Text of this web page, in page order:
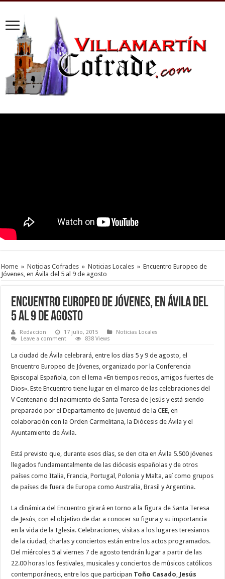
Home » Noticias Cofrades » Noticias Locales » Encuentro Europeo de
Jóvenes, en Ávila del 5 al 9 de agosto
Encuentro Europeo de Jóvenes, en Ávila del
5 al 9 de agosto
Redaccion 17 julio, 2015
Noticias Locales
Leave a comment
838 Views
La ciudad de Ávila celebrará, entre los días 5 y 9 de agosto, el
Encuentro Europeo de Jóvenes, organizado por la Conferencia
Episcopal Española, con el lema «En tiempos recios, amigos fuertes de
Dios». Este Encuentro tiene lugar en el marco de las celebraciones del
V Centenario del nacimiento de Santa Teresa de Jesús y está siendo
preparado por el Departamento de Juventud de la CEE, en
colaboración con la Orden Carmelitana, la Diócesis de Ávila y el
Ayuntamiento de Ávila.
Está previsto que, durante esos días, se den cita en Ávila 5.500 jóvenes
llegados fundamentalmente de las diócesis españolas y de otros
países como Italia, Francia, Portugal, Polonia y Malta, así como grupos
de países de fuera de Europa como Australia, Brasil y Argentina.
La dinámica del Encuentro girará en torno a la figura de Santa Teresa
de Jesús, con el objetivo de dar a conocer su figura y su importancia
en la vida de la Iglesia. Celebraciones, visitas a los lugares teresianos
de la ciudad, charlas y conciertos están entre los actos programados.
Del miércoles 5 al viernes 7 de agosto tendrán lugar a partir de las
22.00 horas los festivales, musicales y conciertos de músicos católicos
contemporáneos, entre los que participan Toño Casado, Jesús